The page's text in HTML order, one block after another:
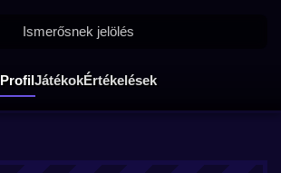
ProfilJátékokÉrtékelések
Ismerősnek jelölés